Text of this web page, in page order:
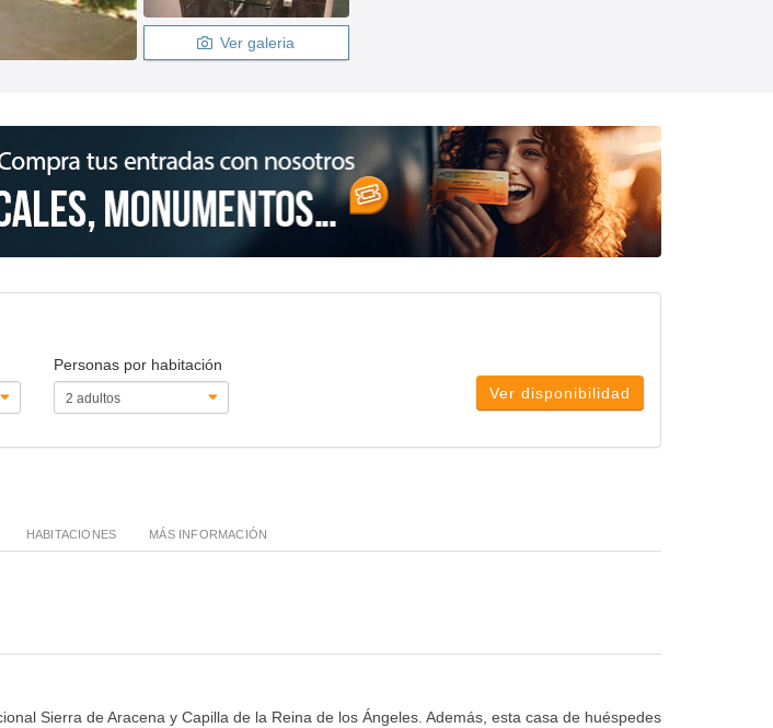
Ver galeria
Personas por habitación
Ver disponibilidad
HABITACIONES MÁS INFORMACIÓN
Sierra de Aracena y Capilla de la Reina de los Ángeles. Además, esta casa de huéspedes